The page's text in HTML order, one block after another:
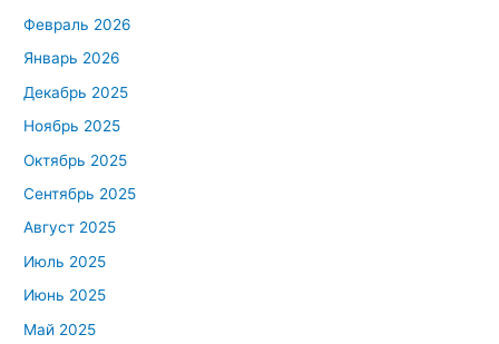
Февраль 2026
Январь 2026
Декабрь 2025
Ноябрь 2025
Октябрь 2025
Сентябрь 2025
Август 2025
Июль 2025
Июнь 2025
Май 2025